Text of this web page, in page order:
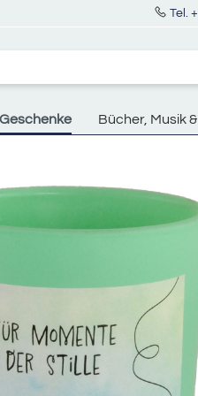
Tel.
Geschenke Bücher, Musik